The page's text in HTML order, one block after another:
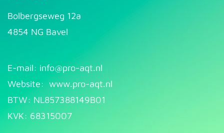
Bolbergseweg 12a
4854 NG Bavel
E-mail: info@pr​o-aqt.nl
Website: www.pro-aqt.nl
BTW: NL857388149B01
KVK: 68315007